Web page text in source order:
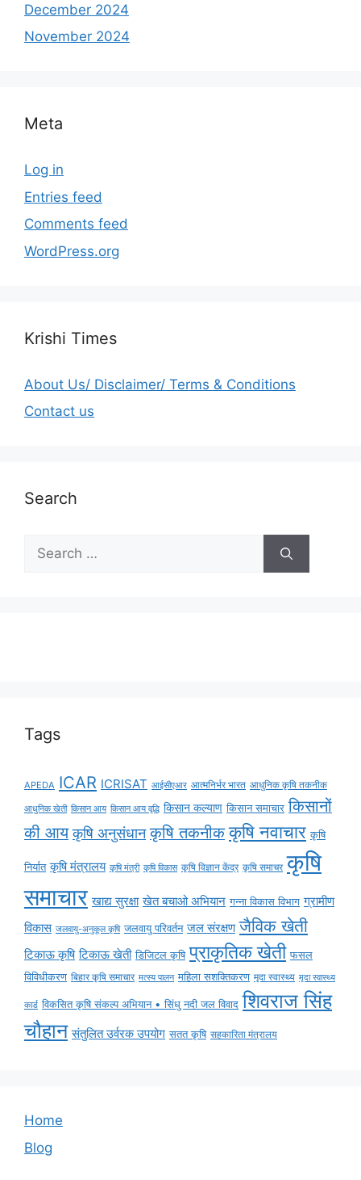
December 2024
November 2024
Meta
Log in
Entries feed
Comments feed
WordPress.org
Krishi Times
About Us/ Disclaimer/ Terms & Conditions
Contact us
Search
Tags
APEDA ICAR ICRISAT आईसीएआर आत्मनिर्भर भारत आधुनिक कृषि तकनीक
आधुनिक खेती किसान आय किसान आय वृद्धि किसान कल्याण किसान समाचार किसानों
की आय कृषि अनुसंधान कृषि तकनीक कृषि नवाचार कृषि
निर्यात कृषि मंत्रालय कृषि मंत्री कृषि विकास कृषि विज्ञान केंद्र कृषि समाचर कृषि
समाचार खाद्य सुरक्षा खेत बचाओ अभियान गन्ना विकास विभाग ग्रामीण
विकास जलवायु-अनुकूल कृषि जलवायु परिवर्तन जल संरक्षण जैविक खेती
टिकाऊ कृषि टिकाऊ खेती डिजिटल कृषि प्राकृतिक खेती फसल
विविधीकरण बिहार कृषि समाचार मत्स्य पालन महिला सशक्तिकरण मृदा स्वास्थ्य मृदा स्वास्थ्य
कार्ड विकसित कृषि संकल्प अभियान • सिंधु नदी जल विवाद शिवराज सिंह
चौहान संतुलित उर्वरक उपयोग सतत कृषि सहकारिता मंत्रालय
Home
Blog